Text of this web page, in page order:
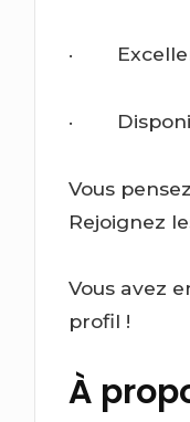
·
·
Vous
Rejoignez
Vous avez
profil !
À